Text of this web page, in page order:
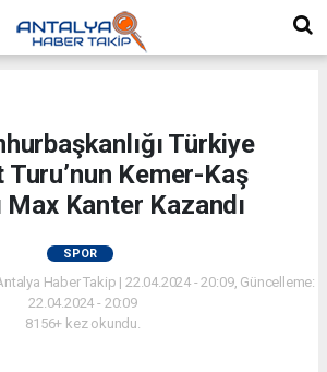
Türkiye
Kemer-Kaş
Max Kanter Kazandı
SPOR
Haber Takip | 22.04.2024 - 20:09, Güncelleme:
22.04.2024 - 20:09
8156+ kez okundu.